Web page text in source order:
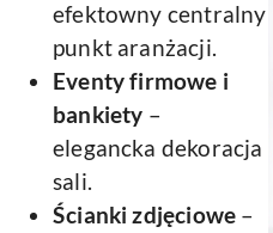
efektowny centralny
punkt aranżacji.
Eventy firmowe i
bankiety –
elegancka dekoracja
sali.
Ścianki zdjęciowe –